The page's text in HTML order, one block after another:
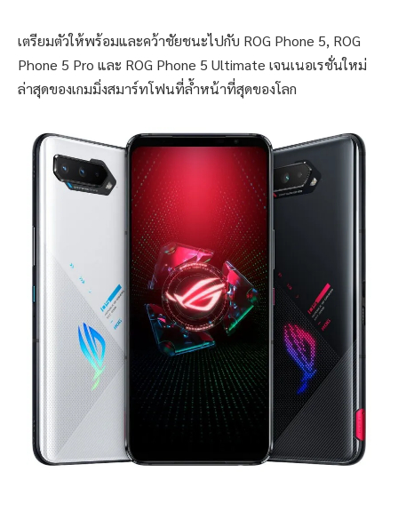
เตรียมตัวให้พร้อมและคว้าชัยชนะไปกับ ROG Phone 5, ROG
Phone 5 Pro และ ROG Phone 5 Ultimate เจนเนอเรชั่นใหม่
ล่าสุดของเกมมิ่งสมาร์ทโฟนที่ล้ำหน้าที่สุดของโลก